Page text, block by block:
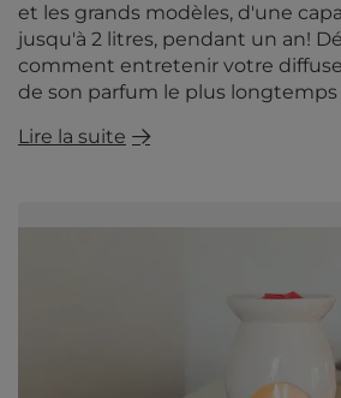
et les grands modèles, d'une
jusqu'à 2 litres, pendant un an!
comment entretenir votre
de son parfum le plus longtemps
Lire la suite